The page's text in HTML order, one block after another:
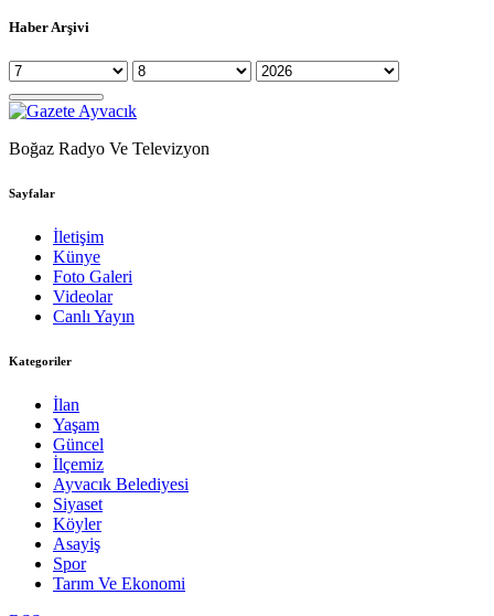
Haber Arşivi
Boğaz Radyo Ve Televizyon
Sayfalar
İletişim
Künye
Foto Galeri
Videolar
Canlı Yayın
Kategoriler
İlan
Yaşam
Güncel
İlçemiz
Ayvacık Belediyesi
Siyaset
Köyler
Asayiş
Spor
Tarım Ve Ekonomi